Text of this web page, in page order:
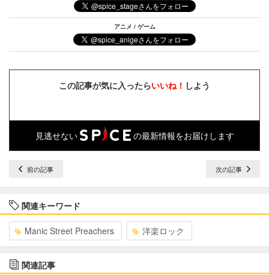
アニメ / ゲーム
この記事が気に入ったらいいね！ しよう
見逃せない の最新情報をお届けします
前の記事 次の記事
関連キーワード
Manic Street Preachers 洋楽ロック
関連記事